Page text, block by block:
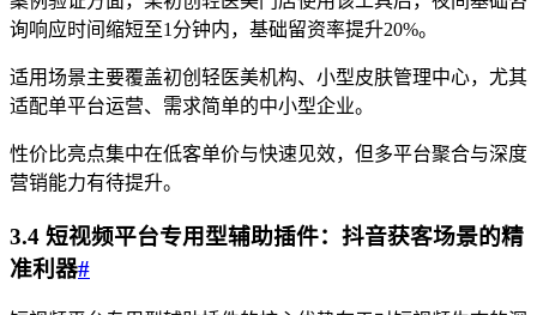
询响应时间缩短至1分钟内，基础留资率提升20%。
适用场景主要覆盖初创轻医美机构、小型皮肤管理中心，尤其
适配单平台运营、需求简单的中小型企业。
性价比亮点集中在低客单价与快速见效，但多平台聚合与深度
营销能力有待提升。
3.4 短视频平台专用型辅助插件：抖音获客场景的精
准利器#